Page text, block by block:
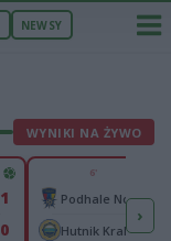
NEWSY
WYNIKI NA ŻYWO
1
0
6'
Podhale Nowy Targ0
Hutnik Kraków 0
›